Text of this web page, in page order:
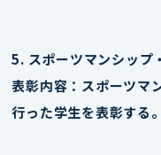
5. スポーツマンシップ
表彰内容：スポーツマ
行った学生を表彰する。